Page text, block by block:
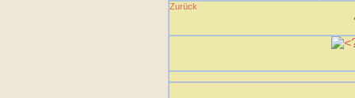
Zurück